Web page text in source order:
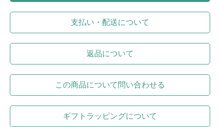
支払い・配送について
返品について
この商品について問い合わせる
ギフトラッピングについて